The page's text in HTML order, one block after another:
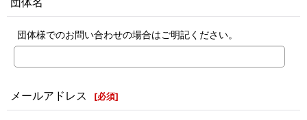
団体様でのお問い合わせの場合はご明記ください。
メールアドレス [必須]